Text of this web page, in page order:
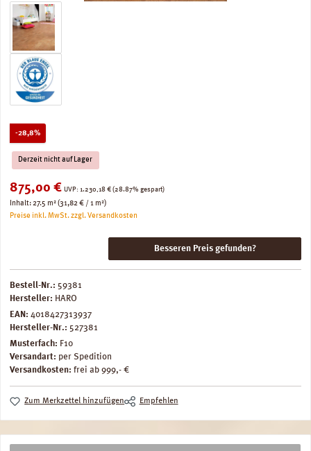
-28,8%Rabatt
Derzeit nicht auf Lager
Verkaufspreis:
875,00 € UVP: Regulärer Preis:
1.230,18 € (28.87% gespart)
Inhalt:27.5 m²(31,82 € / 1 m²)
Preise inkl. MwSt. zzgl. Versandkosten
Besseren Preis gefunden?
Bestell-Nr.: 59381
Hersteller: HARO
EAN: 4018427313937
Hersteller-Nr.: 527381
Musterfach: F10
Versandart: per Spedition
Versandkosten: frei ab 999,- €
Zum Merkzettel hinzufügen Empfehlen